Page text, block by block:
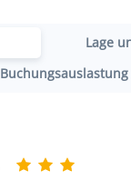
Lage
Buchungsauslastung